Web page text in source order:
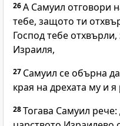
26А Самуил отговори
тебе, защото ти
Господ тебе
Израиля,
27 Самуил се обърна
края на дрехата му и я
28Тогава Самуил